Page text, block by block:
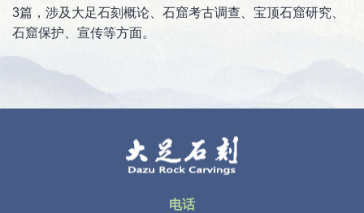
3篇，涉及大足石刻概论、石窟考古调查、宝顶石窟研究、
石窟保护、宣传等方面。
电话